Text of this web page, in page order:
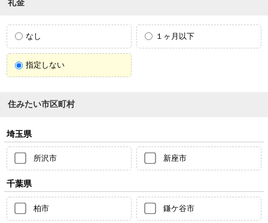
礼金
なし １ヶ月以下
指定しない
住みたい市区町村
埼玉県
所沢市 新座市
千葉県
柏市 鎌ケ谷市